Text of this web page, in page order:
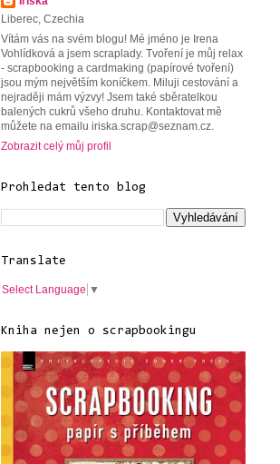
Liberec, Czechia
Vítám vás na svém blogu! Mé jméno je Irena
Vohlídková a jsem scraplady. Tvoření je můj relax
- scrapbooking a cardmaking (papírové tvoření)
jsou mým největším koníčkem. Miluji cestování a
nejraději mám výzvy! Jsem také sběratelkou
balených cukrů všeho druhu. Kontaktovat mě
můžete na emailu iriska.scrap@seznam.cz.
Zobrazit celý můj profil
Prohledat tento blog
Translate
Select Language ▼
Kniha nejen o scrapbookingu